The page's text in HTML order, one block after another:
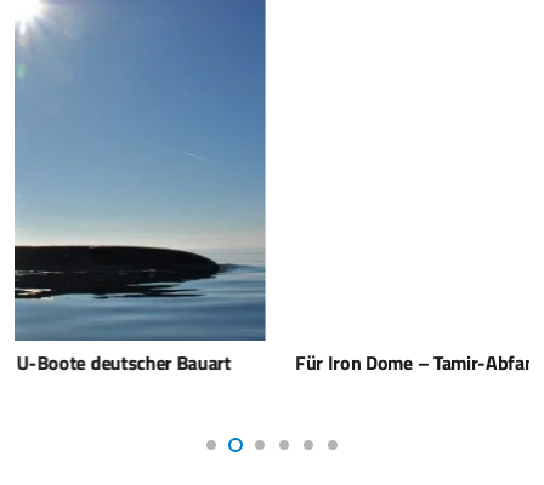
Für Iron Dome – Tamir-Abfangraketen aus den USA